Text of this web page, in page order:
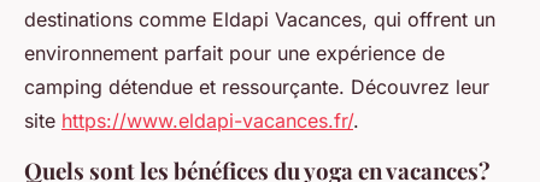
destinations comme Eldapi Vacances, qui offrent un
environnement parfait pour une expérience de
camping détendue et ressourçante. Découvrez leur
site https://www.eldapi-vacances.fr/.
Quels sont les bénéfices du yoga en vacances?